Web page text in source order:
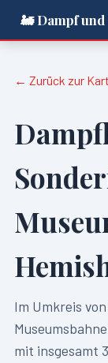
🚂 Dampf
← Zurück zur
Im Umkreis von
mit insgesamt